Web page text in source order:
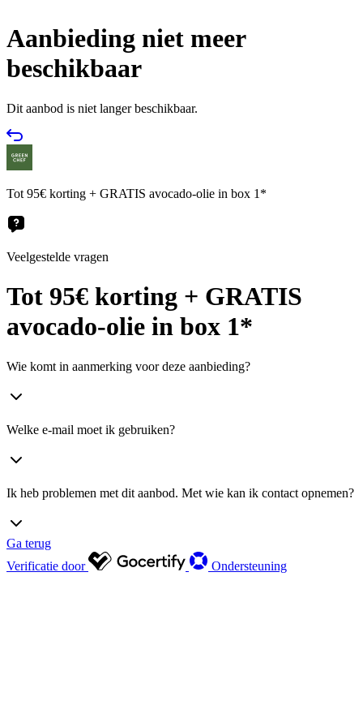
Aanbieding niet meer
beschikbaar
Dit aanbod is niet langer beschikbaar.
Tot 95€ korting + GRATIS avocado-olie in box 1*
Veelgestelde vragen
Tot 95€ korting + GRATIS
avocado-olie in box 1*
Wie komt in aanmerking voor deze aanbieding?
Welke e-mail moet ik gebruiken?
Ik heb problemen met dit aanbod. Met wie kan ik contact opnemen?
Ga terug
Verificatie door
Ondersteuning